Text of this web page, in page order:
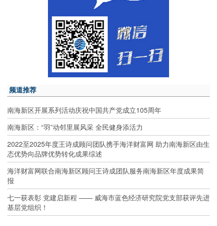
频道推荐
南海新区开展系列活动庆祝中国共产党成立105周年
南海新区：“羽”动邻里展风采 全民健身添活力
2022至2025年度王诗成顾问团队携手海洋财富网 助力南海新区由生
态优势向品牌优势转化成果综述
海洋财富网联合南海新区顾问王诗成团队服务南海新区年度成果简
报
七一获表彰 党建启新程 —— 威海市蓝色经济研究院党支部获评先进
基层党组织！